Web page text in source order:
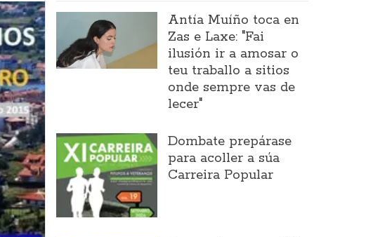
Antía Muíño toca en
Zas e Laxe: "Fai
ilusión ir a amosar o
teu traballo a sitios
onde sempre vas de
lecer"
Dombate prepárase
para acoller a súa
Carreira Popular